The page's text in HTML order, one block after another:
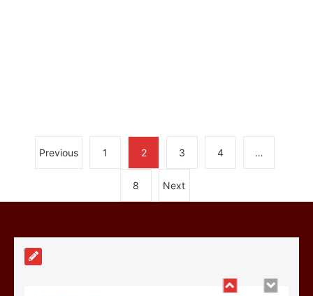
Previous 1 2 3 4 …
8 Next
Bruno Guimaraes: Mảnh ghép cuối cùng